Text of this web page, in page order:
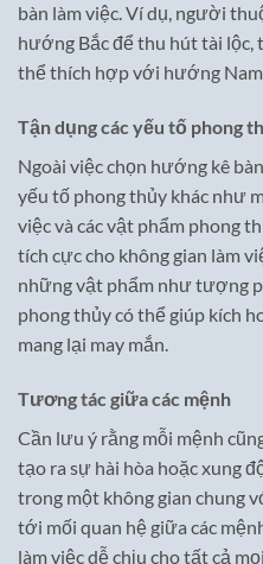
bàn làm việc. Ví dụ, người
hướng Bắc để thu hút tài
thể thích hợp với hướng
Tận dụng các yếu tố phong
Ngoài việc chọn hướng kê
yếu tố phong thủy khác như
việc và các vật phẩm phong
tích cực cho không gian làm
những vật phẩm như tượng
phong thủy có thể giúp kích
mang lại may mắn.
Tương tác giữa các mệnh
Cần lưu ý rằng mỗi mệnh
tạo ra sự hài hòa hoặc xung
trong một không gian chung
tới mối quan hệ giữa các
làm việc dễ chịu cho tất cả